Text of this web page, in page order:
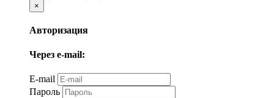
×
Авторизация
Через e-mail:
E-mail
Пароль